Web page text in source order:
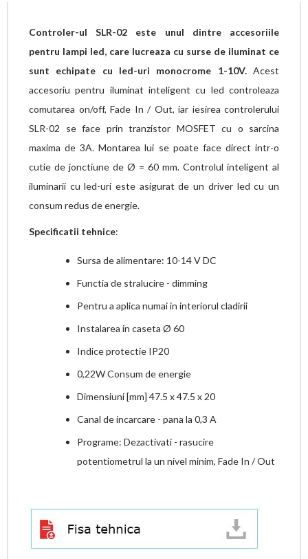
Controler-ul SLR-02 este unul dintre accesoriile
pentru lampi led, care lucreaza cu surse de iluminat ce
sunt echipate cu led-uri monocrome 1-10V.Acest
accesoriu pentru iluminat inteligent cu led controleaza
comutarea on/off, Fade In / Out, iar iesirea controlerului
SLR-02 se face prin tranzistor MOSFET cu o sarcina
maxima de 3A. Montarea lui se poate face direct intr-o
cutie de jonctiune de Ø = 60 mm. Controlul inteligent al
iluminarii cu led-uri este asigurat de un driver led cu un
consum redus de energie.
Specificatii tehnice:
Sursa de alimentare: 10-14 V DC
Functia de stralucire - dimming
Pentru a aplica numai in interiorul cladirii
Instalarea in caseta Ø 60
Indice protectie IP20
0,22W Consum de energie
Dimensiuni [mm] 47.5 x 47.5 x 20
Canal de incarcare - pana la 0,3 A
Programe: Dezactivati - rasucire
potentiometrul la un nivel minim, Fade In / Out